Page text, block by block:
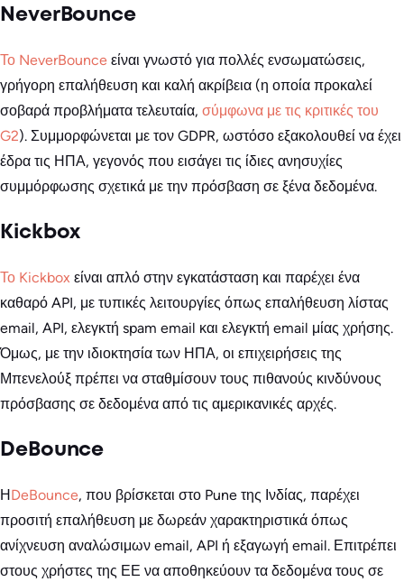
NeverBounce
Το NeverBounce είναι γνωστό για πολλές ενσωματώσεις,
γρήγορη επαλήθευση και καλή ακρίβεια (η οποία προκαλεί
σοβαρά προβλήματα τελευταία, σύμφωνα με τις κριτικές του
G2). Συμμορφώνεται με τον GDPR, ωστόσο εξακολουθεί να έχει
έδρα τις ΗΠΑ, γεγονός που εισάγει τις ίδιες ανησυχίες
συμμόρφωσης σχετικά με την πρόσβαση σε ξένα δεδομένα.
Kickbox
Το Kickbox είναι απλό στην εγκατάσταση και παρέχει ένα
καθαρό API, με τυπικές λειτουργίες όπως επαλήθευση λίστας
email, API, ελεγκτή spam email και ελεγκτή email μίας χρήσης.
Όμως, με την ιδιοκτησία των ΗΠΑ, οι επιχειρήσεις της
Μπενελούξ πρέπει να σταθμίσουν τους πιθανούς κινδύνους
πρόσβασης σε δεδομένα από τις αμερικανικές αρχές.
DeBounce
ΗDeBounce, που βρίσκεται στο Pune της Ινδίας, παρέχει
προσιτή επαλήθευση με δωρεάν χαρακτηριστικά όπως
ανίχνευση αναλώσιμων email, API ή εξαγωγή email. Επιτρέπει
στους χρήστες της ΕΕ να αποθηκεύουν τα δεδομένα τους σε